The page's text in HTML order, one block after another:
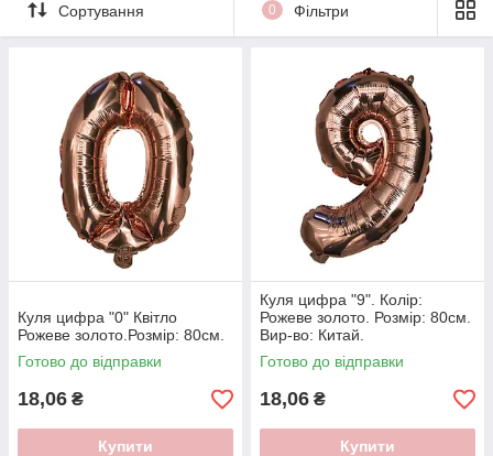
Сортування 0 Фільтри
Куля цифра "0" Квітло
Рожеве золото.Розмір: 80см.
Готово до відправки
18,06 ₴
Купити
Куля цифра "9". Колір:
Рожеве золото. Розмір: 80см.
Вир-во: Китай.
Готово до відправки
18,06 ₴
Купити